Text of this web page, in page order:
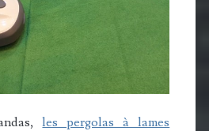
les pergolas à lames